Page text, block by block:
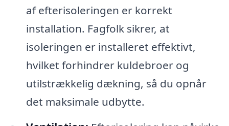
af efterisoleringen er korrekt
installation. Fagfolk sikrer, at
isoleringen er installeret effektivt,
hvilket forhindrer kuldebroer og
utilstrækkelig dækning, så du opnår
det maksimale udbytte.